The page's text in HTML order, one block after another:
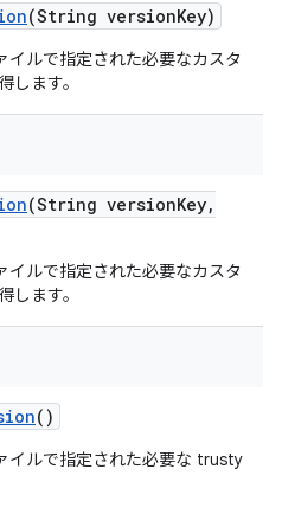
(String versionKey)
ルで指定された必要なカスタ
します。
(String versionKey,
ルで指定された必要なカスタ
します。
()
イルで指定された必要な trusty